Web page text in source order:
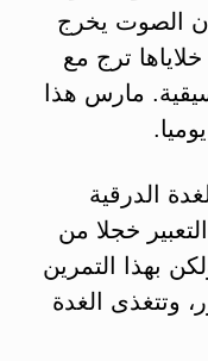
الصوت يخرج
ترج مع
مارس هذا
الدرقية
خجلا من
بهذا التمرين
وتتغذى الغدة